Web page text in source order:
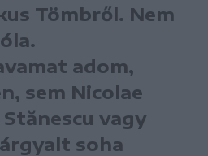
Tömbről. Nem
adom,
sem Nicolae
vagy
soha